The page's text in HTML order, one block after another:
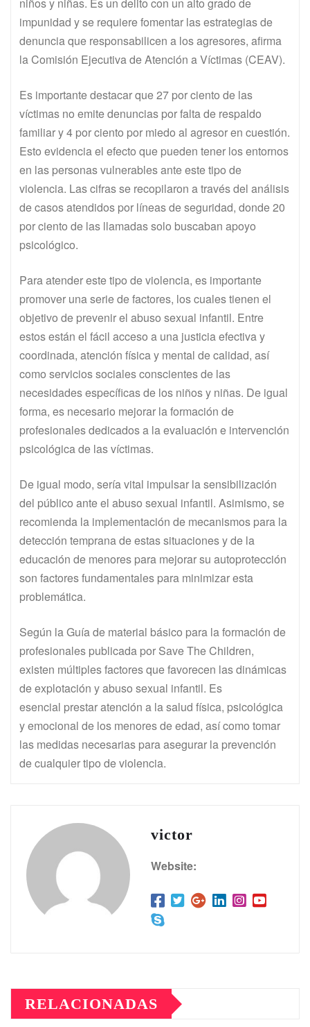
impunidad y se requiere fomentar las estrategias de
denuncia que responsabilicen a los agresores, afirma
la Comisión Ejecutiva de Atención a Víctimas (CEAV).
Es importante destacar que 27 por ciento de las
víctimas no emite denuncias por falta de respaldo
familiar y 4 por ciento por miedo al agresor en cuestión.
Esto evidencia el efecto que pueden tener los entornos
en las personas vulnerables ante este tipo de
violencia. Las cifras se recopilaron a través del análisis
de casos atendidos por líneas de seguridad, donde 20
por ciento de las llamadas solo buscaban apoyo
psicológico.
Para atender este tipo de violencia, es importante
promover una serie de factores, los cuales tienen el
objetivo de prevenir el abuso sexual infantil. Entre
estos están el fácil acceso a una justicia efectiva y
coordinada, atención física y mental de calidad, así
como servicios sociales conscientes de las
necesidades específicas de los niños y niñas. De igual
forma, es necesario mejorar la formación de
profesionales dedicados a la evaluación e intervención
psicológica de las víctimas.
De igual modo, sería vital impulsar la sensibilización
del público ante el abuso sexual infantil. Asimismo, se
recomienda la implementación de mecanismos para la
detección temprana de estas situaciones y de la
educación de menores para mejorar su autoprotección
son factores fundamentales para minimizar esta
problemática.
Según la Guía de material básico para la formación de
profesionales publicada por Save The Children,
existen múltiples factores que favorecen las dinámicas
de explotación y abuso sexual infantil. Es
esencial prestar atención a la salud física, psicológica
y emocional de los menores de edad, así como tomar
las medidas necesarias para asegurar la prevención
de cualquier tipo de violencia.
victor
Website:
RELACIONADAS